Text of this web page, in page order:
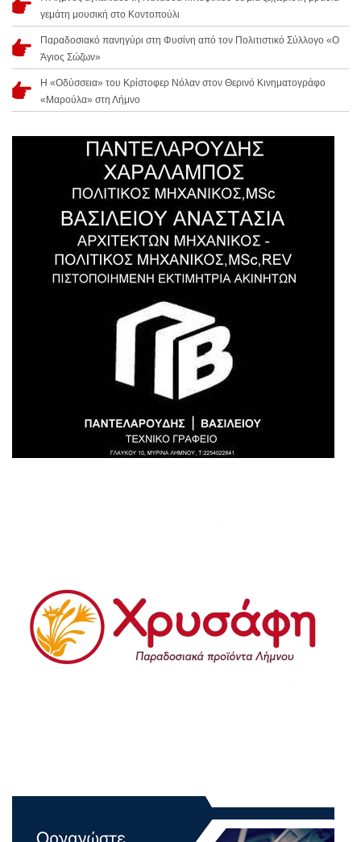
γεμάτη μουσική στο Κοντοπούλι
Παραδοσιακό πανηγύρι στη Φυσίνη από τον Πολιτιστικό Σύλλογο «Ο
Άγιος Σώζων»
Η «Οδύσσεια» του Κρίστοφερ Νόλαν στον Θερινό Κινηματογράφο
«Μαρούλα» στη Λήμνο